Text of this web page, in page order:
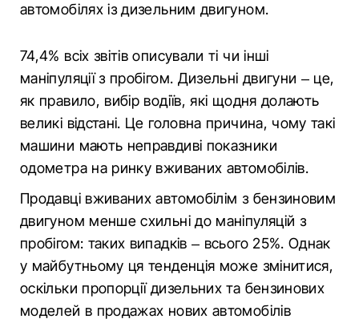
автомобілях із дизельним двигуном.
74,4% всіх звітів описували ті чи інші
маніпуляції з пробігом. Дизельні двигуни – це,
як правило, вибір водіїв, які щодня долають
великі відстані. Це головна причина, чому такі
машини мають неправдиві показники
одометра на ринку вживаних автомобілів.
Продавці вживаних автомобілім з бензиновим
двигуном менше схильні до маніпуляцій з
пробігом: таких випадків – всього 25%. Однак
у майбутньому ця тенденція може змінитися,
оскільки пропорції дизельних та бензинових
моделей в продажах нових автомобілів